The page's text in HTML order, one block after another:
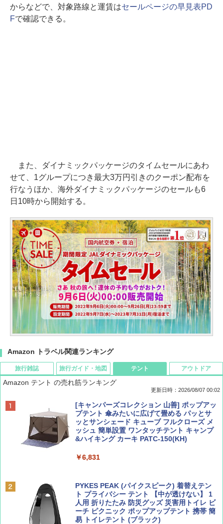
からなどで、対象路線と運賃はセールページの早見表PD
Fで確認できる。
また、ダイナミックパッケージのタイムセールにあわ
せて、1グループにつき最大3万円引きのクーポン配布を
行なうほか、海外ダイナミックパッケージのセールも6
日10時から開始する。
Amazon トラベル関連ランキング
旅行雑誌
ディズニーファン ２０２６年 ９月号 [雑
誌] (ＤＩＳＮＥＹ ＦＡＮ)
￥713
￥1,500
旅行ガイド・地図
D40 地球の歩き方 チェンマイ タイ北部の魅
力的な町 2026～2027 地球の歩き方D アジア
￥2,079
￥2,479
テント
Amazon テント の売れ筋ランキング
更新日時：2026/08/07 00:02
[キャンパーズコレクション 山善] ポップアッ
プテント 傘みたいに広げて畳める パッとサ
ッとサンシェード キューブ フルクローズ メ
ッシュ 簡単設置 ワンタッチテント キャンプ
&ハイキング カーキ PATC-150(KH)
￥6,831
PYKES PEAK (パイクスピーク) 着替えテン
ト プライバシー テント 【中が透けない】 1
人用 折りたたみ 防災グッズ 災害用トイレ ビ
ーチ ピクニック ポップアップテント 携帯 簡
易 トイレテント (ブラック)
アウトドア